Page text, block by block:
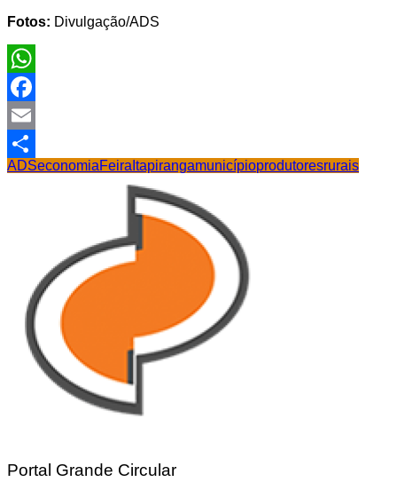
Fotos: Divulgação/ADS
WhatsApp
Facebook
Email
Share
ADSeconomiaFeira Itapirangamunicípioprodutoresrurais
Portal Grande Circular